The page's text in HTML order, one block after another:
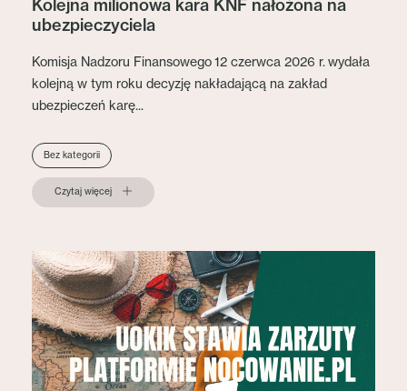
Kolejna milionowa kara KNF nałożona na
ubezpieczyciela
Komisja Nadzoru Finansowego 12 czerwca 2026 r. wydała
kolejną w tym roku decyzję nakładającą na zakład
ubezpieczeń karę...
Bez kategorii
Czytaj więcej